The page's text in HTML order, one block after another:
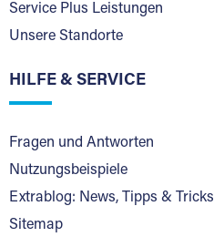
Service Plus Leistungen
Unsere Standorte
HILFE & SERVICE
Fragen und Antworten
Nutzungsbeispiele
Extrablog: News, Tipps & Tricks
Sitemap